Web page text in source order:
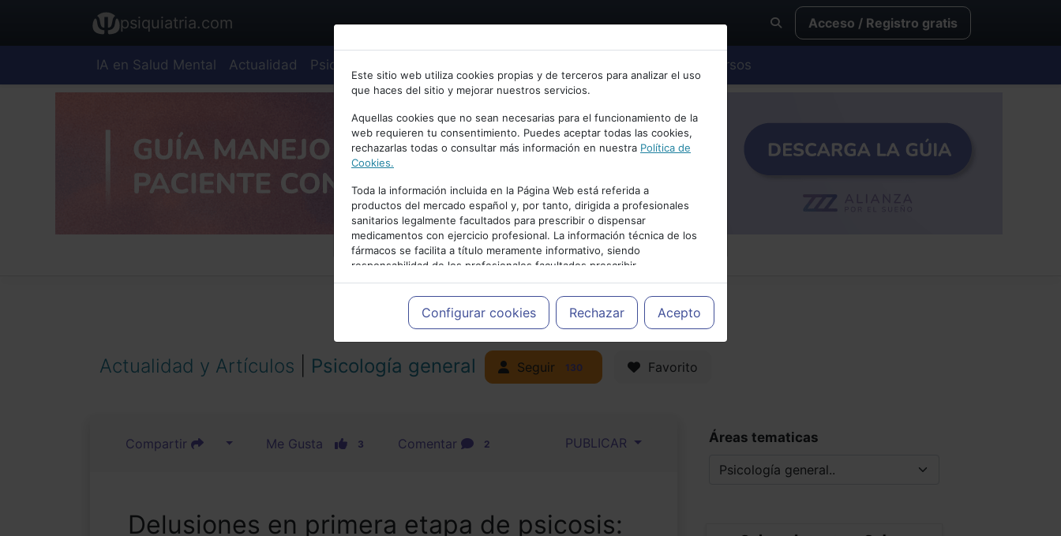
Bienvenid@ a psiquiatria.com
Escribe tu Email
Accede o regístrate con tu email.
Cancelar
psiquiatria.com Acceso / Registro gratis
IA en Salud Mental Actualidad Psiquiatría Cursos
Este sitio web utiliza cookies propias y de terceros para analizar el uso
que haces del sitio y mejorar nuestros servicios.
Aquellas cookies que no sean necesarias para el funcionamiento de la
web requieren tu consentimiento. Puedes aceptar todas las cookies,
rechazarlas todas o consultar más información en nuestra Política de
Cookies.
Toda la información incluida en la Página Web está referida a
productos del mercado español y, por tanto, dirigida a profesionales
sanitarios legalmente facultados para prescribir o dispensar
medicamentos con ejercicio profesional. La información técnica de los
fármacos se facilita a título meramente informativo, siendo
responsabilidad de los profesionales facultados prescribir
medicamentos y decidir, en cada caso concreto, el tratamiento más
adecuado a las necesidades del paciente.
Configurar cookies Rechazar Acepto
PUBLICIDAD
Actualidad y Artículos Psicología general Seguir 130 Favorito
Compartir Me Gusta 3 Comentar 2 PUBLICAR
Delusiones en primera etapa de psicosis:
Áreas tematicas